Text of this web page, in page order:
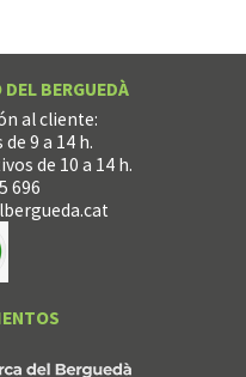
BERGUEDÀ
al cliente:
9 a 14 h.
de 10 a 14 h.
696